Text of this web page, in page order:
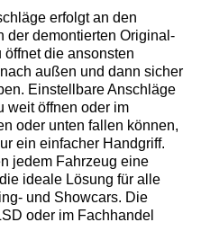
erfolgt an den
der demontierten Original-
die ansonsten
außen und dann sicher
Einstellbare Anschläge
weit öffnen oder im
oder unten fallen können,
ein einfacher Handgriff.
jedem Fahrzeug eine
ideale Lösung für alle
und Showcars. Die
oder im Fachhandel